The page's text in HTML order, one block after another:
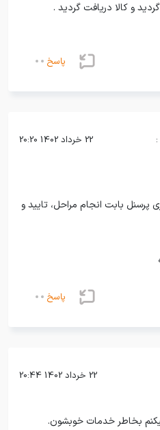
و کالا دریافت گردید .
پاسخ
22 خرداد 1402 20:20
پرسنل بابت انجام مراحل، تایید و
پاسخ
22 خرداد 1402 20:44
بخاطر خدمات خوبشون.